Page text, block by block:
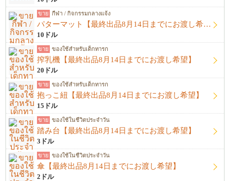
ขาย กีฬา / กิจกรรมกลางแจ้ง
パターマット【最終出品8月14日までにお渡し希望】
10ドル
ขาย ของใช้สำหรับเด็กทารก
搾乳機【最終出品8月14日までにお渡し希望】
20ドル
ขาย ของใช้สำหรับเด็กทารก
抱っこ紐【最終出品8月14日までにお渡し希望】
15ドル
ขาย ของใช้ในชีวิตประจำวัน
踏み台【最終出品8月14日までにお渡し希望】
3ドル
ขาย ของใช้ในชีวิตประจำวัน
傘【最終出品8月14日までにお渡し希望】
2ドル